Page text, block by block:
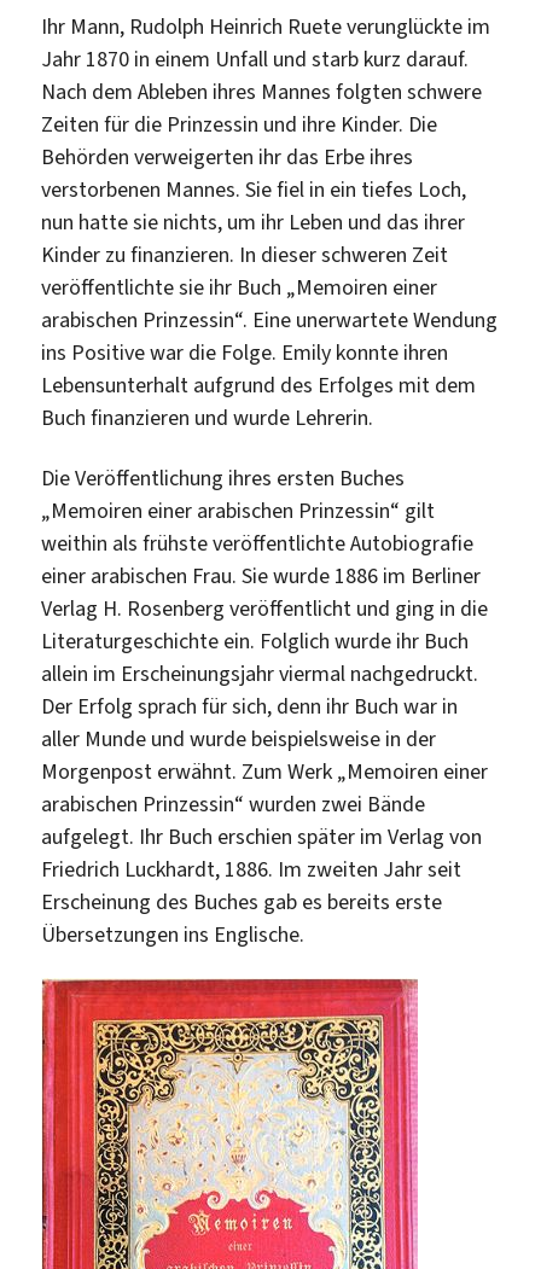
Ihr Mann, Rudolph Heinrich Ruete verunglückte im
Jahr 1870 in einem Unfall und starb kurz darauf.
Nach dem Ableben ihres Mannes folgten schwere
Zeiten für die Prinzessin und ihre Kinder. Die
Behörden verweigerten ihr das Erbe ihres
verstorbenen Mannes. Sie fiel in ein tiefes Loch,
nun hatte sie nichts, um ihr Leben und das ihrer
Kinder zu finanzieren. In dieser schweren Zeit
veröffentlichte sie ihr Buch „Memoiren einer
arabischen Prinzessin“. Eine unerwartete Wendung
ins Positive war die Folge. Emily konnte ihren
Lebensunterhalt aufgrund des Erfolges mit dem
Buch finanzieren und wurde Lehrerin.
Die Veröffentlichung ihres ersten Buches
„Memoiren einer arabischen Prinzessin“ gilt
weithin als frühste veröffentlichte Autobiografie
einer arabischen Frau. Sie wurde 1886 im Berliner
Verlag H. Rosenberg veröffentlicht und ging in die
Literaturgeschichte ein. Folglich wurde ihr Buch
allein im Erscheinungsjahr viermal nachgedruckt.
Der Erfolg sprach für sich, denn ihr Buch war in
aller Munde und wurde beispielsweise in der
Morgenpost erwähnt. Zum Werk „Memoiren einer
arabischen Prinzessin“ wurden zwei Bände
aufgelegt. Ihr Buch erschien später im Verlag von
Friedrich Luckhardt, 1886. Im zweiten Jahr seit
Erscheinung des Buches gab es bereits erste
Übersetzungen ins Englische.